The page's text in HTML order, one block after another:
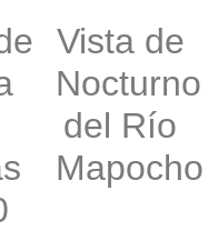
Vista de
Nocturno
del Río
Mapocho